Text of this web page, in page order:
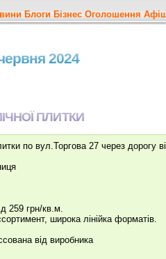
Блоги Бізнес Оголошення
2024
ПЛИТКИ
по вул.Торгова 27 через дорогу
259 грн/кв.м.
широка лінійка форматів.
від виробника